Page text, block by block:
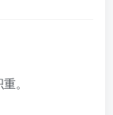
。